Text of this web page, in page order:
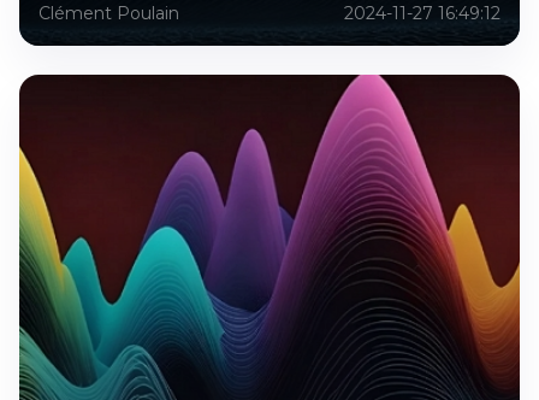
Clément Poulain 2024-11-27 16:49:12